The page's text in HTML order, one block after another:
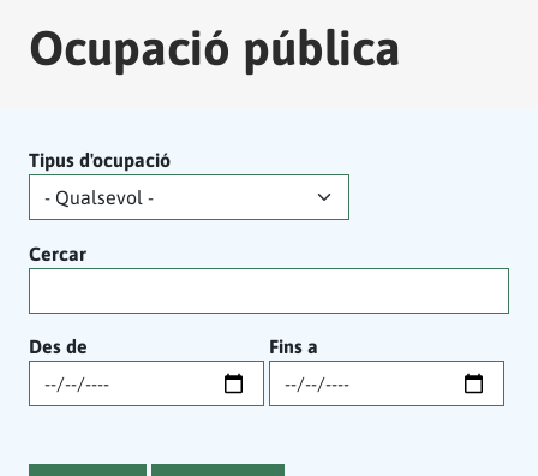
Ocupació pública
Tipus d'ocupació
Cercar
Des de Fins a